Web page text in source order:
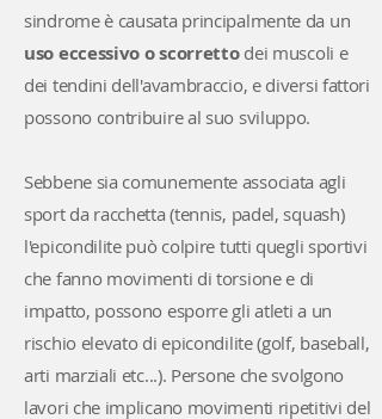
sindrome è causata principalmente da un
uso eccessivo o scorrettodei muscoli e
dei tendini dell'avambraccio, e diversi fattori
possono contribuire al suo sviluppo.
Sebbene sia comunemente associata agli
sport da racchetta (tennis, padel, squash)
l'epicondilite può colpire tutti quegli sportivi
che fanno movimenti di torsione e di
impatto, possono esporre gli atleti a un
rischio elevato di epicondilite (golf, baseball,
arti marziali etc...). Persone che svolgono
lavori che implicano movimenti ripetitivi del